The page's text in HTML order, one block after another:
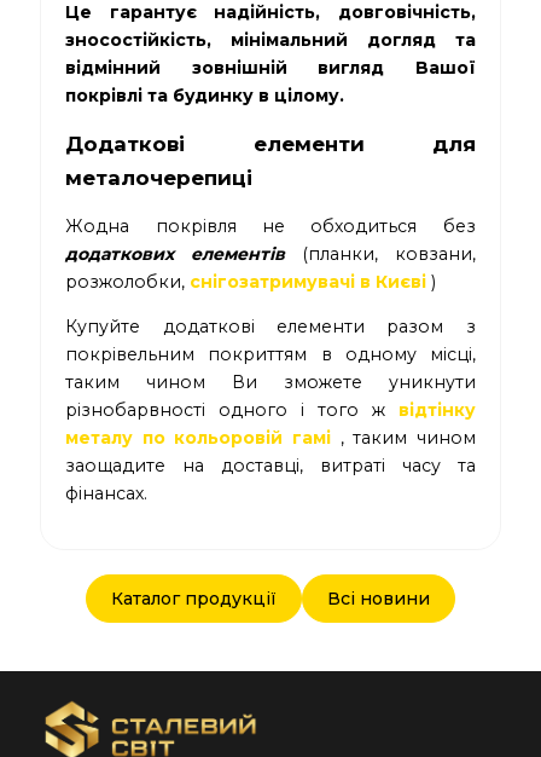
Це гарантує надійність, довговічність,
зносостійкість, мінімальний догляд та
відмінний зовнішній вигляд Вашої
покрівлі та будинку в цілому.
Додаткові елементи для
металочерепиці
Жодна покрівля не обходиться без
додаткових елементів(планки, ковзани,
розжолобки, снігозатримувачі в Києві )
Купуйте додаткові елементи разом з
покрівельним покриттям в одному місці,
таким чином Ви зможете уникнути
різнобарвності одного і того ж відтінку
металу по кольоровій гамі , таким чином
заощадите на доставці, витраті часу та
фінансах.
Каталог продукції Всі новини